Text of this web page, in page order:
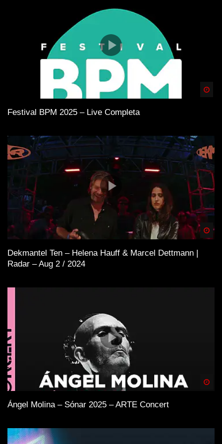
Festival BPM 2025 – Live Completa
Dekmantel Ten – Helena Hauff & Marcel Dettmann |
Radar – Aug 2 / 2024
Ángel Molina – Sónar 2025 – ARTE Concert